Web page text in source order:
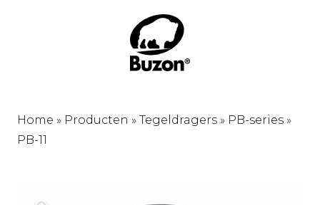
Home » Producten » Tegeldragers » PB-series »
PB-11